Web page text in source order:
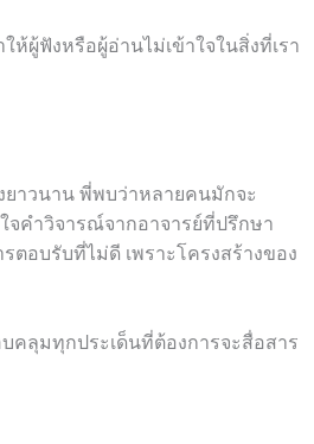
ห้ผู้ฟังหรือผู้อ่านไม่เข้าใจในสิ่งที่เรา
าวนาน พี่พบว่าหลายคนมักจะ
จคำวิจารณ์จากอาจารย์ที่ปรึกษา
ตอบรับที่ไม่ดี เพราะโครงสร้างของ
คลุมทุกประเด็นที่ต้องการจะสื่อสาร